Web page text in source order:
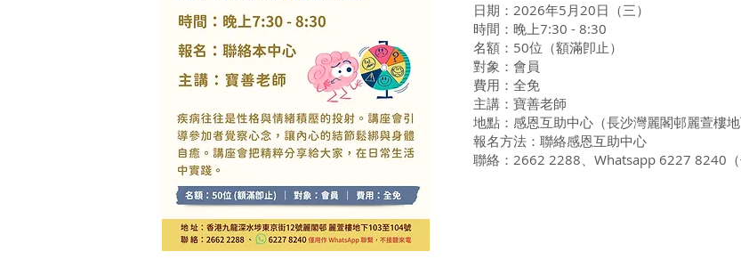
日期：2026年5月20日（三）
時間：晚上7:30 - 8:30
名額：50位（額滿卽止）
對象：會員
費用：全免
主講：寶善老師
地點：感恩互助中心（長沙灣麗閣邨麗萱樓
報名方法：聯絡感恩互助中心
聯絡：2662 2288、Whatsapp 6227 8240（